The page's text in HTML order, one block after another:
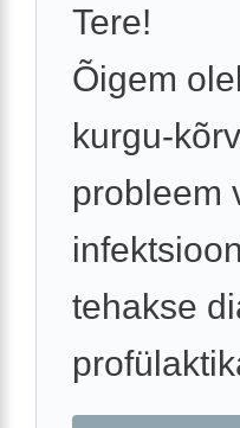
Tere!
Õigem
kurgu-
probleem
tehakse